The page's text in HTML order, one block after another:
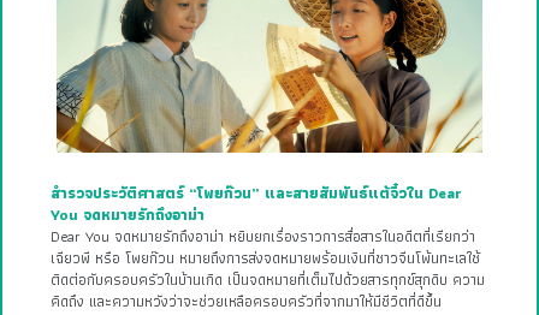
สำรวจประวัติศาสตร์ “โพยก๊วน” และสายสัมพันธ์แต้จิ๋วใน Dear
You จดหมายรักถึงอาม่า
Dear You จดหมายรักถึงอาม่า หยิบยกเรื่องราวการสื่อสารในอดีตที่เรียกว่า
เฉียวพี หรือ โพยก๊วน หมายถึงการส่งจดหมายพร้อมเงินที่ชาวจีนโพ้นทะเลใช้
ติดต่อกับครอบครัวในบ้านเกิด เป็นจดหมายที่เต็มไปด้วยสารทุกข์สุกดิบ ความ
คิดถึง และความหวังว่าจะช่วยเหลือครอบครัวที่จากมาให้มีชีวิตที่ดีขึ้น